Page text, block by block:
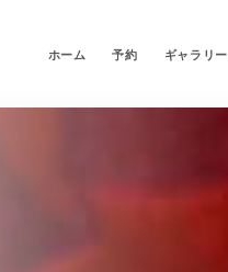
ホーム 予約 ギャラリー